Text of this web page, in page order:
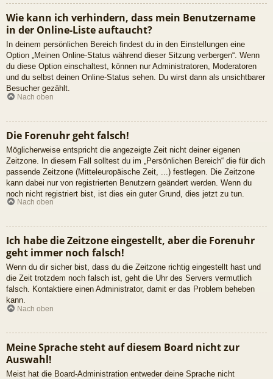
Wie kann ich verhindern, dass mein Benutzername
in der Online-Liste auftaucht?
In deinem persönlichen Bereich findest du in den Einstellungen eine
Option „Meinen Online-Status während dieser Sitzung verbergen“. Wenn
du diese Option einschaltest, können nur Administratoren, Moderatoren
und du selbst deinen Online-Status sehen. Du wirst dann als unsichtbarer
Besucher gezählt.
Nach oben
Die Forenuhr geht falsch!
Möglicherweise entspricht die angezeigte Zeit nicht deiner eigenen
Zeitzone. In diesem Fall solltest du im „Persönlichen Bereich“ die für dich
passende Zeitzone (Mitteleuropäische Zeit, ...) festlegen. Die Zeitzone
kann dabei nur von registrierten Benutzern geändert werden. Wenn du
noch nicht registriert bist, ist dies ein guter Grund, dies jetzt zu tun.
Nach oben
Ich habe die Zeitzone eingestellt, aber die Forenuhr
geht immer noch falsch!
Wenn du dir sicher bist, dass du die Zeitzone richtig eingestellt hast und
die Zeit trotzdem noch falsch ist, geht die Uhr des Servers vermutlich
falsch. Kontaktiere einen Administrator, damit er das Problem beheben
kann.
Nach oben
Meine Sprache steht auf diesem Board nicht zur
Auswahl!
Meist hat die Board-Administration entweder deine Sprache nicht